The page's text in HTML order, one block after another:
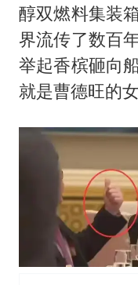
醇双燃料集装
界流传了数百
举起香槟砸向
就是曹德旺的